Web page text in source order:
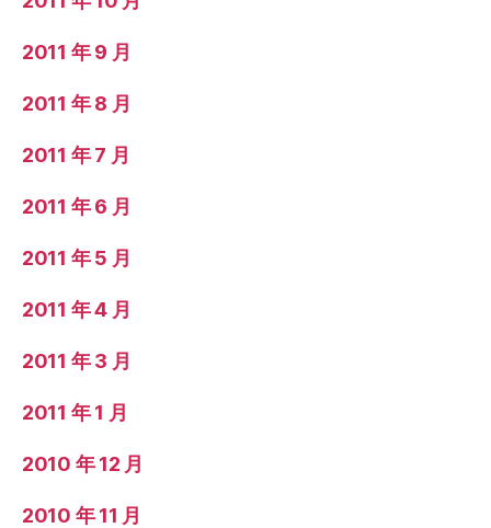
2011 年 9 月
2011 年 8 月
2011 年 7 月
2011 年 6 月
2011 年 5 月
2011 年 4 月
2011 年 3 月
2011 年 1 月
2010 年 12 月
2010 年 11 月